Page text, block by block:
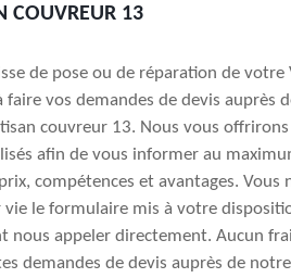
COUVREUR 13
de pose ou de réparation de votre
faire vos demandes de devis auprès
couvreur 13. Nous vous
afin de vous informer au
compétences et avantages. Vous
vie le formulaire mis à votre
nous appeler directement. Aucun
demandes de devis auprès de